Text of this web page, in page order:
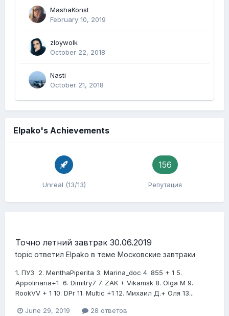
MashaKonst
February 10, 2019
zloywolk
October 22, 2018
Nasti
October 21, 2018
Elpako's Achievements
Unreal (13/13)
156
Репутация
Точно летний завтрак 30.06.2019
topic ответил Elpako в теме Московские завтраки
1. ПУЗ 2 . MenthaPiperita 3. Marina _do c 4. 855 + 1 5.
Appolinaria+1 6. Dimitry7 7. ZAK + Vikamsk 8. Olga M 9.
RookVV + 1 10. DPr 11. Multic +1 12 . Михаил Д.+ Оля 13...
June 29, 2019 28 ответов